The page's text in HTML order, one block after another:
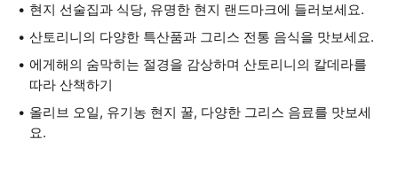
현지 선술집과 식당, 유명한 현지 랜드마크에 들러보세요.
산토리니의 다양한 특산품과 그리스 전통 음식을 맛보세요.
에게해의 숨막히는 절경을 감상하며 산토리니의 칼데라를
따라 산책하기
올리브 오일, 유기농 현지 꿀, 다양한 그리스 음료를 맛보세
요.